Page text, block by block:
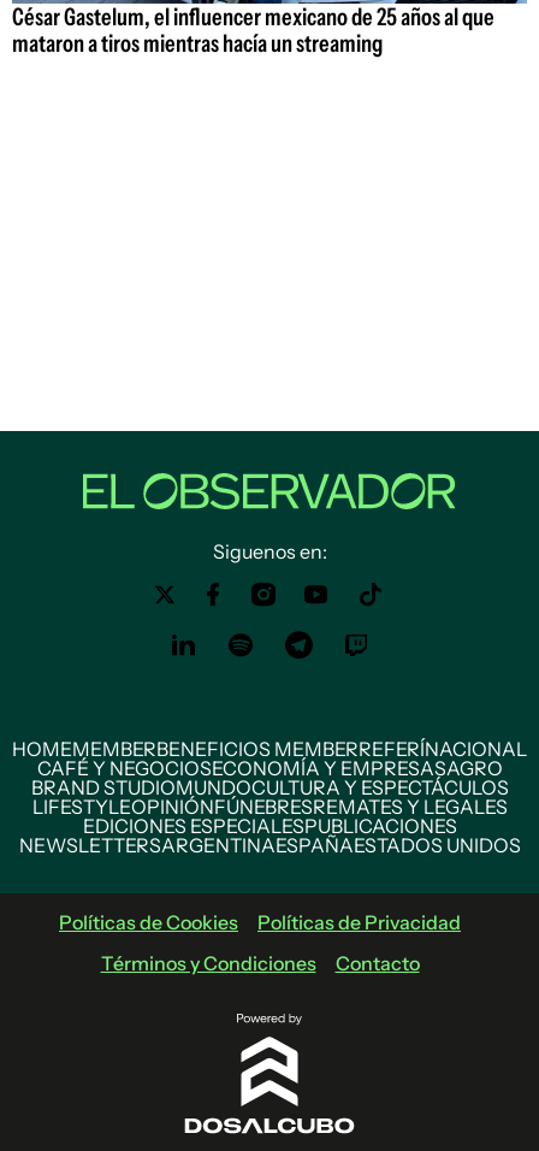
César Gastelum, el influencer mexicano de 25 años al que
mataron a tiros mientras hacía un streaming
Siguenos en:
HOMEMEMBERBENEFICIOS MEMBERREFERÍNACIONAL
CAFÉ Y NEGOCIOSECONOMÍA Y EMPRESASAGRO
BRAND STUDIOMUNDOCULTURA Y ESPECTÁCULOS
LIFESTYLEOPINIÓNFÚNEBRESREMATES Y LEGALES
EDICIONES ESPECIALESPUBLICACIONES
NEWSLETTERSARGENTINAESPAÑAESTADOS UNIDOS
Políticas de Cookies
Políticas de Privacidad
Términos y Condiciones
Contacto